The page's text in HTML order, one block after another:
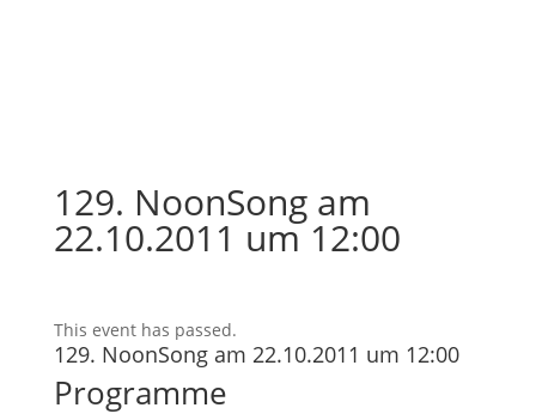
129. NoonSong am
22.10.2011 um 12:00
This event has passed.
129. NoonSong am 22.10.2011 um 12:00
Programme